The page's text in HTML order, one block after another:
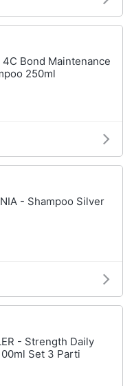
4C Bond Maintenance
250ml
- Shampoo Silver
- Strength Daily
Set 3 Parti